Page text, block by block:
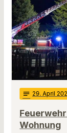
notes 29. April
Wohnung